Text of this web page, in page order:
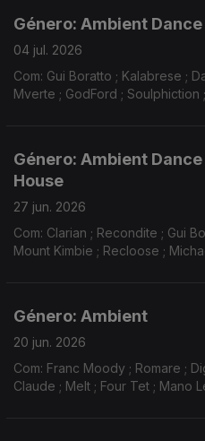
Género: Ambient
04 jul. 2026
Com: Gui Boratto ; Kalabrese ;
Mverte ; GodFord ; Soulphiction
Género: Ambient
House
27 jun. 2026
Com: Clarian ; Recondite ; Gui
Mount Kimbie ; Recloose ;
Género: Ambient
20 jun. 2026
Com: Franc Moody ; Romare ;
Claude ; Melt ; Four Tet ; Mano